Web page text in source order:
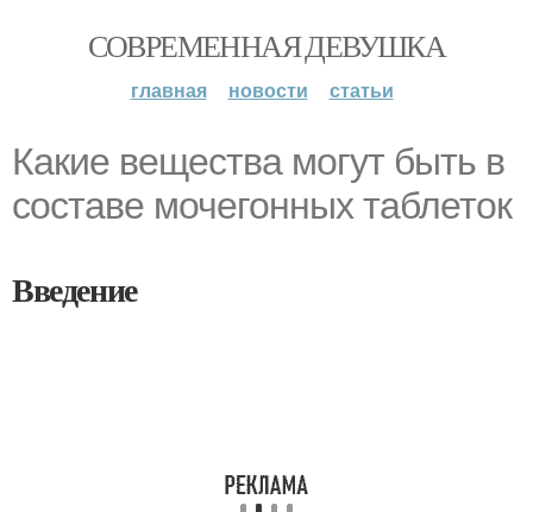
СОВРЕМЕННАЯ ДЕВУШКА
главная новости статьи
Какие вещества могут быть в
составе мочегонных таблеток
Введение